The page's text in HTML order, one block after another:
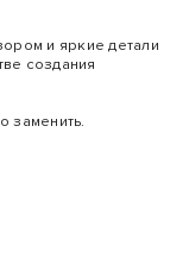
и яркие детали
создания
заменить.